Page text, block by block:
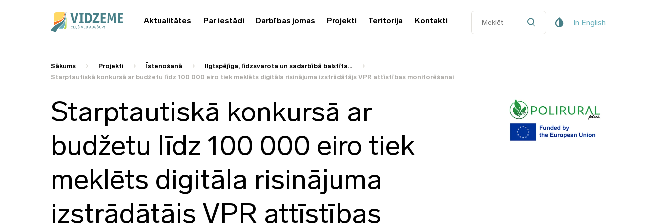
Aktualitātes Par iestādi Darbības jomas Projekti Teritorija Kontakti In English
Sākums Projekti Īstenošanā
Ilgtspējīga, līdzsvarota un sadarbībā balstīta...
Starptautiskā konkursā ar budžetu līdz 100 000 eiro tiek meklēts digitāla risinājuma izstrādātājs VPR attīstības monitorēšanai
Starptautiskā konkursā ar
budžetu līdz 100 000 eiro tiek
meklēts digitāla risinājuma
izstrādātājs VPR attīstības